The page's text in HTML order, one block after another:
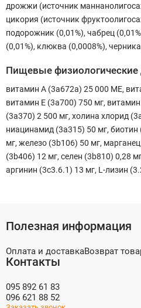
дрожжи (источник
цикория (источник
подорожник (0,01%), чабрец
(0,01%), клюква (0,0008%),
Пищевые физиологические
витамин A (3a672a) 25 000 МЕ,
витамин E (3a700) 750 мг,
(3a370) 2 500 мг, холина хлорид
ниацинамид (3a315) 50 мг,
мг, железо (3b106) 50 мг,
(3b406) 12 мг, селен (3b810) 0,28
аргинин (3c3.6.1) 13 мг, L-лизин
Полезная информация
Оплата и доставкаВозврат
Контакты
095 892 61 83
096 621 88 52